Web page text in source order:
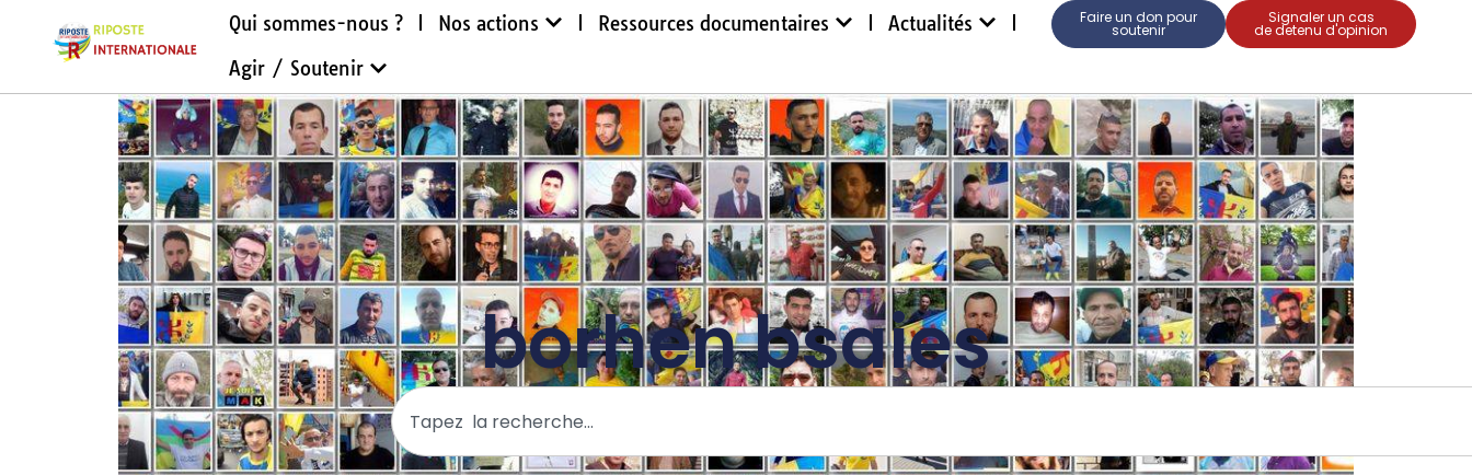
Qui sommes-nous ? Nos actions Ressources documentaires
Actualités
Agir / Soutenir
Faire un don pour
soutenir
Signaler un cas
de detenu d'opinion
borhen bsaies